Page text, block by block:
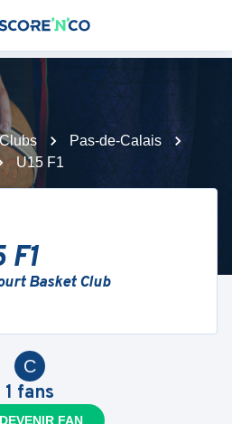
Clubs
Pas-de-Calais
U15 F1
F1
Basket Club
C
1 fans
DEVENIR FAN